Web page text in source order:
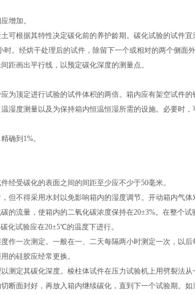
增加。
根据其特性决定碳化前的养护龄期。碳化试验的试件宜
。经烘干处理后的试件，除留下一个或相对的两个侧面
距画出平行线，以预定碳化深度的测量点。
顶定进行试验的试件体积的两倍。箱内应有架空试件的
湿度测量以及为保持箱内恒温恒湿所需的设施。必要时
确到1%。
受碳化的表面之间的间距至少应不少于50毫米。
不得采用水封以免影响箱内的湿度调节。开动箱内气体
的流量，使箱内的二氧化碳浓度保持在20±3%。在整个试
化试验应在20±5℃的温度下进行。
一次测定。一般在一、二天每隔两小时测定一次，以后
的硅胶应经常更换。
定其碳化深度。棱柱体试件在压力试验机上用劈裂法从
断面封好，再放入箱内继续碳化，直到下一个试验期。如